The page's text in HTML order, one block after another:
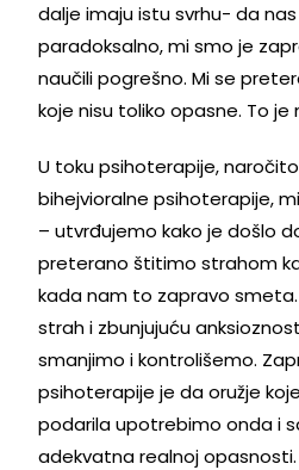
dalje imaju istu svrhu- da
paradoksalno, mi smo je
naučili pogrešno. Mi se
koje nisu toliko opasne. To je
U toku psihoterapije,
bihejvioralne psihoterapije,
– utvrđujemo kako je došlo
preterano štitimo strahom
kada nam to zapravo
strah i zbunjujuću
smanjimo i kontrolišemo.
psihoterapije je da oružje
podarila upotrebimo onda i
adekvatna realnoj